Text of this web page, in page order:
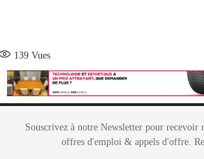
139 Vues
Souscrivez à notre Newsletter pour recevoir
offres d'emploi & appels d'offre.